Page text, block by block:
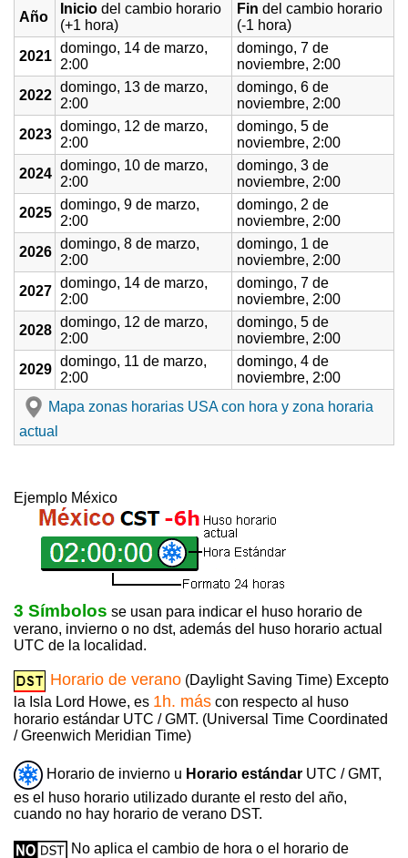
Año
Inicio del cambio horario
(+1 hora)
Fin del cambio horario
(-1 hora)
2021
domingo, 14 de marzo,
2:00
domingo, 7 de
noviembre, 2:00
2022
domingo, 13 de marzo,
2:00
domingo, 6 de
noviembre, 2:00
2023
domingo, 12 de marzo,
2:00
domingo, 5 de
noviembre, 2:00
2024
domingo, 10 de marzo,
2:00
domingo, 3 de
noviembre, 2:00
2025
domingo, 9 de marzo,
2:00
domingo, 2 de
noviembre, 2:00
2026
domingo, 8 de marzo,
2:00
domingo, 1 de
noviembre, 2:00
2027
domingo, 14 de marzo,
2:00
domingo, 7 de
noviembre, 2:00
2028
domingo, 12 de marzo,
2:00
domingo, 5 de
noviembre, 2:00
2029
domingo, 11 de marzo,
2:00
domingo, 4 de
noviembre, 2:00
Mapa zonas horarias USA con hora y zona horaria
actual
Ejemplo México
3 Símbolos se usan para indicar el huso horario de
verano, invierno o no dst, además del huso horario actual
UTC de la localidad.
Horario de verano (Daylight Saving Time) Excepto
la Isla Lord Howe, es 1h. más con respecto al huso
horario estándar UTC / GMT. (Universal Time Coordinated
/ Greenwich Meridian Time)
Horario de invierno u Horario estándar UTC / GMT,
es el huso horario utilizado durante el resto del año,
cuando no hay horario de verano DST.
No aplica el cambio de hora o el horario de